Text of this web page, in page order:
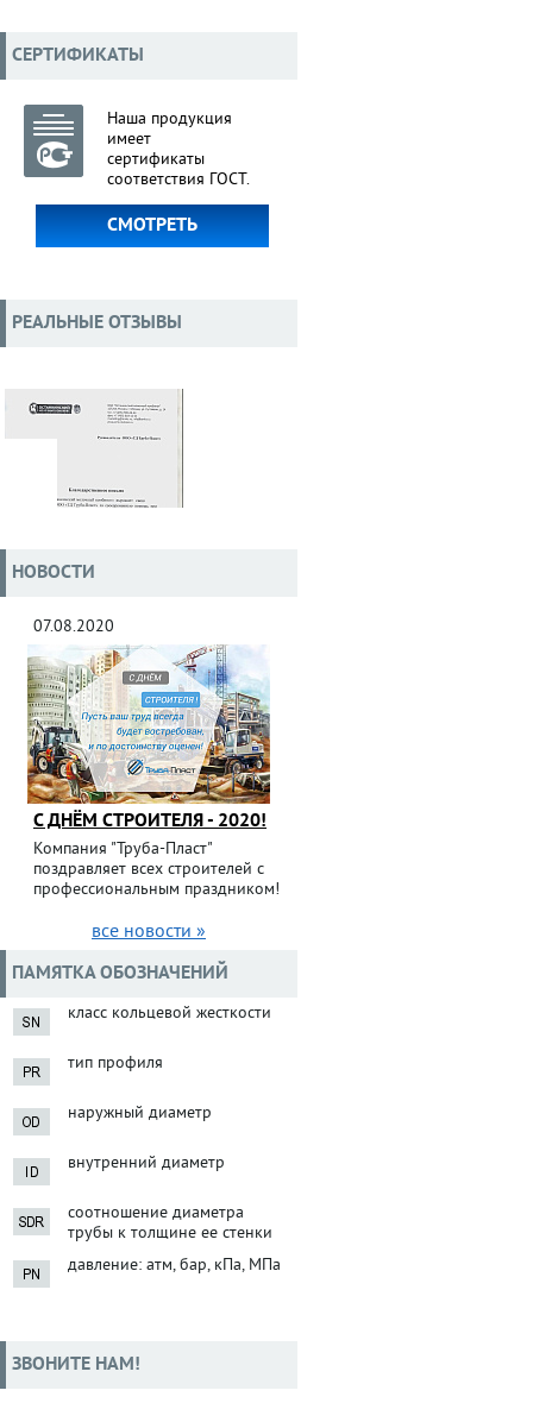
СЕРТИФИКАТЫ
Наша продукция
имеет
сертификаты
соответствия ГОСТ.
СМОТРЕТЬ
РЕАЛЬНЫЕ ОТЗЫВЫ
НОВОСТИ
07.08.2020
С ДНЁМ СТРОИТЕЛЯ - 2020!
Компания "Труба-Пласт"
поздравляет всех строителей с
профессиональным праздником!
все новости »
ПАМЯТКА ОБОЗНАЧЕНИЙ
класс кольцевой жесткости
тип профиля
наружный диаметр
внутренний диаметр
соотношение диаметра
трубы к толщине ее стенки
давление: атм, бар, кПа, МПа
ЗВОНИТЕ НАМ!